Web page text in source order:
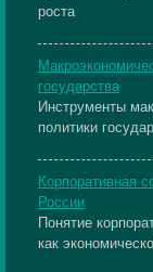
роста
государства
Инструменты
политики
Корпоративная
России
Понятие
как